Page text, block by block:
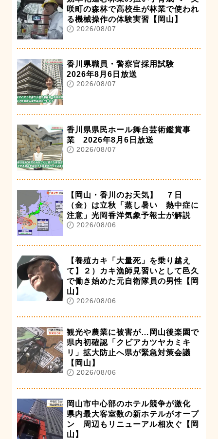
咲町の森林で高校生が林業で使われ
る機械操作の体験実習【岡山】
2026/08/07
香川県職員・警察官採用試験
2026年8月6日放送
2026/08/07
香川県県民ホール舞台芸術鑑賞事
業 2026年8月6日放送
2026/08/07
【岡山・香川のお天気】 ７日
（金）は立秋「蒸し暑い 熱中症に
注意」光岡香洋気象予報士が解説
2026/08/06
【養殖カキ「大量死」を乗り越え
て】２）カキ漁師見習いとして邑久
で働き始めた元自衛隊員の男性【岡
山】
2026/08/06
観光や農業に被害が…岡山後楽園で
県内初確認「クビアカツヤカミキ
リ」拡大防止へ県が緊急対策会議
【岡山】
2026/08/06
岡山市中心部のホテル競争が激化
県内最大客室数の新ホテルがオープ
ン 周辺もリニューアル相次ぐ【岡
山】